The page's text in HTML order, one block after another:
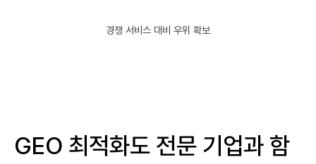
경쟁 서비스 대비 우위 확보
GEO 최적화도 전문 기업과 함